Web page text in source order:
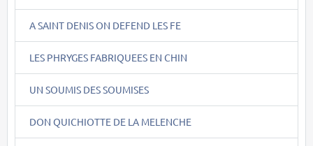
A SAINT DENIS ON DEFEND LES FE
LES PHRYGES FABRIQUEES EN CHIN
UN SOUMIS DES SOUMISES
DON QUICHIOTTE DE LA MELENCHE